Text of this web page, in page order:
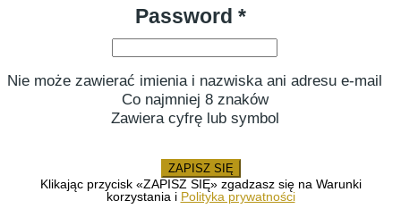
Password *
Nie może zawierać imienia i nazwiska ani adresu e-mail
Co najmniej 8 znaków
Zawiera cyfrę lub symbol
ZAPISZ SIĘ
Klikając przycisk «ZAPISZ SIĘ» zgadzasz się na Warunki
korzystania i Polityka prywatności